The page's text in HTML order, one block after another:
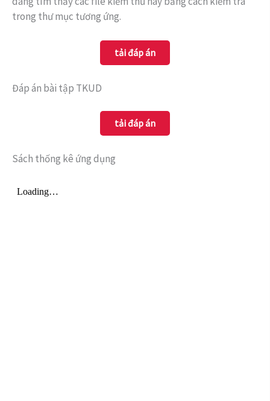
trong thư mục tương ứng.
tải đáp án
Đáp án bài tập TKUD
tải đáp án
Sách thống kê ứng dụng